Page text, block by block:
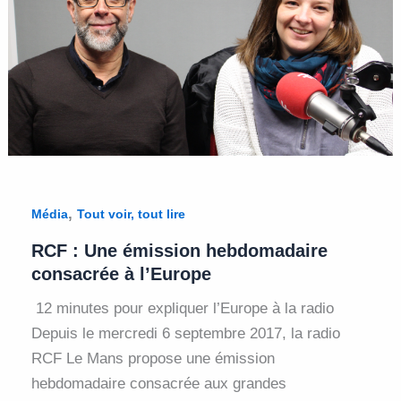
Média, Tout voir, tout lire
RCF : Une émission hebdomadaire
consacrée à l’Europe
12 minutes pour expliquer l’Europe à la radio
Depuis le mercredi 6 septembre 2017, la radio
RCF Le Mans propose une émission
hebdomadaire consacrée aux grandes